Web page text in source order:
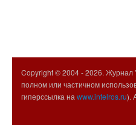
Copyright © 2004 -2026. Журнал
полном или частичном
гиперссылка на www.intelros.ru).